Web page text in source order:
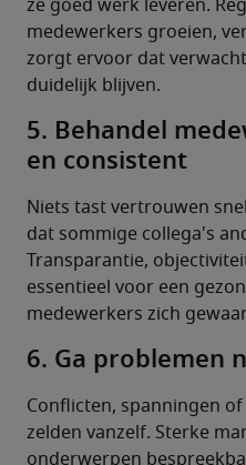
ze goed werk leveren.
medewerkers groeien,
zorgt ervoor dat
duidelijk blijven.
5. Behandel
en consistent
Niets tast vertrouwen
dat sommige collega's
Transparantie,
essentieel voor een
medewerkers zich
6. Ga problemen
Conflicten, spanningen
zelden vanzelf. Sterke
onderwerpen